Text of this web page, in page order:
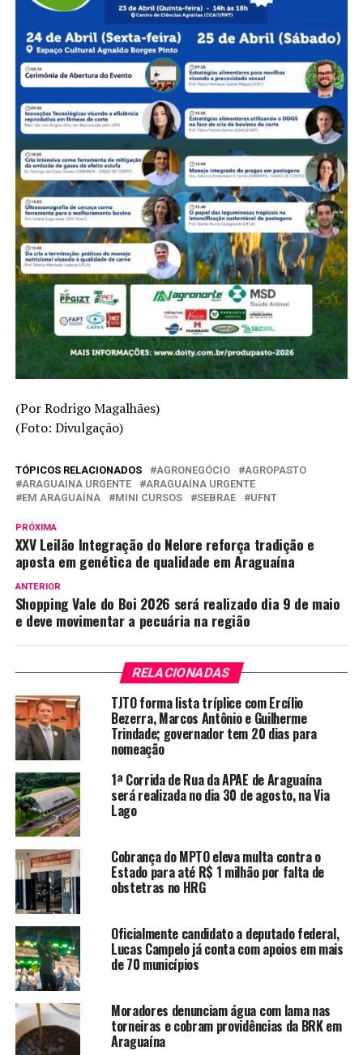
(Por Rodrigo Magalhães)
(Foto: Divulgação)
TÓPICOS RELACIONADOS AGRONEGÓCIO
AGROPASTO
ARAGUAINA URGENTE
ARAGUAÍNA URGENTE
EM ARAGUAÍNA
MINI CURSOS SEBRAE UFNT
PRÓXIMA
XXV Leilão Integração do Nelore reforça tradição e
aposta em genética de qualidade em Araguaína
ANTERIOR
Shopping Vale do Boi 2026 será realizado dia 9 de maio
e deve movimentar a pecuária na região
RELACIONADAS
TJTO forma lista tríplice com Ercílio
Bezerra, Marcos Antônio e Guilherme
Trindade; governador tem 20 dias para
nomeação
1ª Corrida de Rua da APAE de Araguaína
será realizada no dia 30 de agosto, na Via
Lago
Cobrança do MPTO eleva multa contra o
Estado para até R$ 1 milhão por falta de
obstetras no HRG
Oficialmente candidato a deputado federal,
Lucas Campelo já conta com apoios em mais
de 70 municípios
Moradores denunciam água com lama nas
torneiras e cobram providências da BRK em
Araguaína